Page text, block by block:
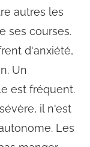
autres les
ses courses.
d'anxiété,
Un
est fréquent.
il n'est
Les